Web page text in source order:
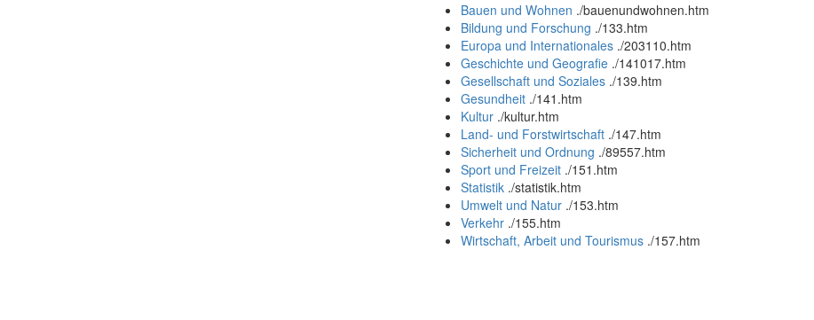
Bauen und Wohnen ./bauenundwohnen.htm
Bildung und Forschung ./133.htm
Europa und Internationales ./203110.htm
Geschichte und Geografie ./141017.htm
Gesellschaft und Soziales ./139.htm
Gesundheit ./141.htm
Kultur ./kultur.htm
Land- und Forstwirtschaft ./147.htm
Sicherheit und Ordnung ./89557.htm
Sport und Freizeit ./151.htm
Statistik ./statistik.htm
Umwelt und Natur ./153.htm
Verkehr ./155.htm
Wirtschaft, Arbeit und Tourismus ./157.htm